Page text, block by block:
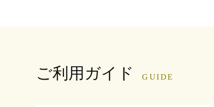
ご利用ガイド GUIDE